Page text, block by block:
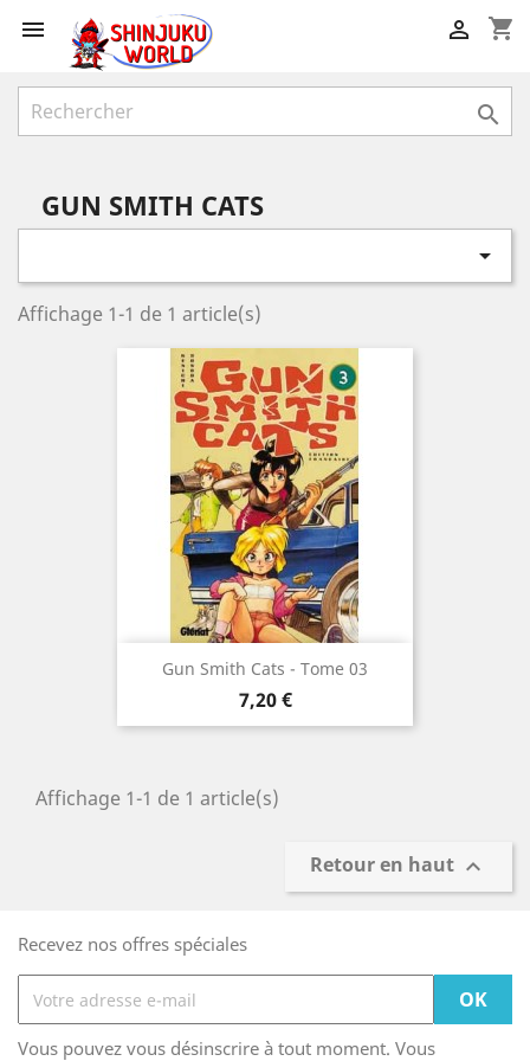
 shopping_cart


GUN SMITH CATS

Affichage 1-1 de 1 article(s)
Gun Smith Cats - Tome 03
Prix
7,20 €
Affichage 1-1 de 1 article(s)
Retour en haut 
Recevez nos offres spéciales
Vous pouvez vous désinscrire à tout moment. Vous